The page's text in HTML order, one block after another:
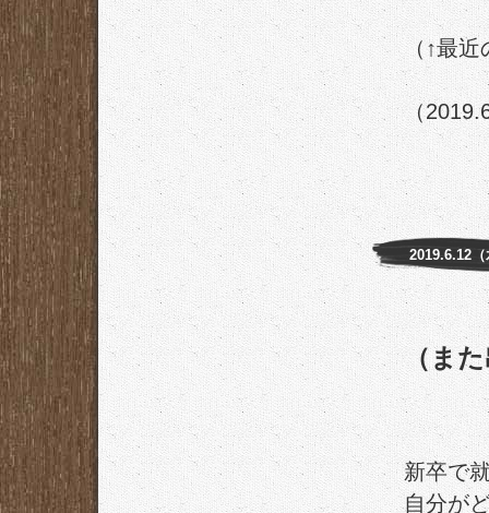
（↑最近
（
2019.6.12（
（ま
新卒で
自分が